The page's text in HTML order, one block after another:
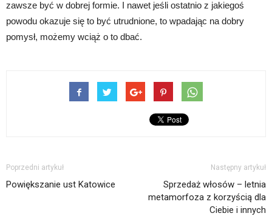
zawsze być w dobrej formie. I nawet jeśli ostatnio z jakiegoś
powodu okazuje się to być utrudnione, to wpadając na dobry
pomysł, możemy wciąż o to dbać.
Poprzedni artykuł
Powiększanie ust Katowice
Następny artykuł
Sprzedaż włosów – letnia
metamorfoza z korzyścią dla
Ciebie i innych